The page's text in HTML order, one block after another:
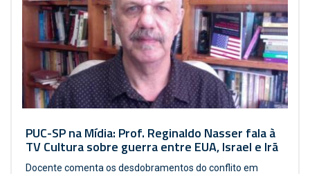
PUC-SP na Mídia: Prof. Reginaldo Nasser fala à
TV Cultura sobre guerra entre EUA, Israel e Irã
Docente comenta os desdobramentos do conflito em